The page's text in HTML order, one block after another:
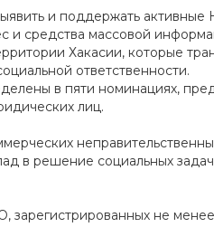
и поддержать
и средства массовой
Хакасии, которые
ответственности.
в пяти номинациях,
лиц.
в решение социальных
зарегистрированных не